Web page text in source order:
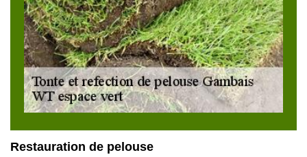
Restauration de pelouse